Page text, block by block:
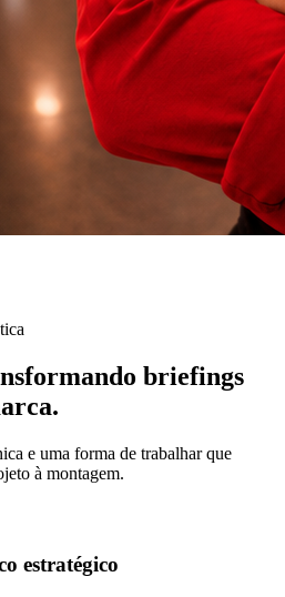
briefings
e uma forma de trabalhar que
à montagem.
estratégico